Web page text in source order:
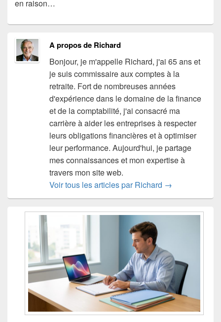
en raison…
A propos de Richard
Bonjour, je m'appelle Richard, j'ai 65 ans et
je suis commissaire aux comptes à la
retraite. Fort de nombreuses années
d'expérience dans le domaine de la finance
et de la comptabilité, j'ai consacré ma
carrière à aider les entreprises à respecter
leurs obligations financières et à optimiser
leur performance. Aujourd'hui, je partage
mes connaissances et mon expertise à
travers mon site web.
Voir tous les articles par Richard →